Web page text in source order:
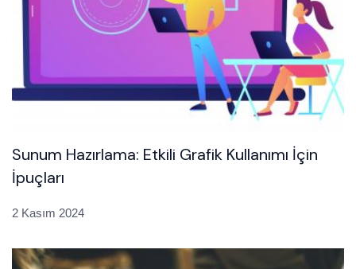
Sunum Hazırlama: Etkili Grafik Kullanımı İçin
İpuçları
2 Kasım 2024